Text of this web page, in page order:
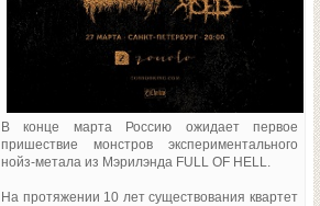
В конце марта Россию ожидает первое
пришествие монстров экспериментального
нойз-метала из Мэрилэнда FULL OF HELL.
На протяжении 10 лет существования квартет